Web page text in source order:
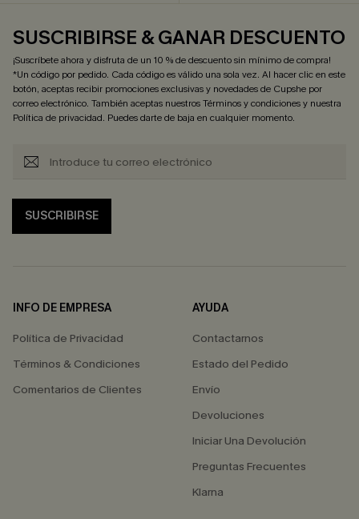
SUSCRIBIRSE & GANAR DESCUENTO
¡Suscríbete ahora y disfruta de un 10 % de descuento sin mínimo de compra!
*Un código por pedido. Cada código es válido una sola vez. Al hacer clic en este
botón, aceptas recibir promociones exclusivas y novedades de Cupshe por
correo electrónico. También aceptas nuestrosTérminos y condicionesy nuestra
Política de privacidad. Puedes darte de baja en cualquier momento.
SUSCRIBIRSE
INFO DE EMPRESA
Política de Privacidad
Términos & Condiciones
Comentarios de Clientes
AYUDA
Contactarnos
Estado del Pedido
Envío
Devoluciones
Iniciar Una Devolución
Preguntas Frecuentes
Klarna